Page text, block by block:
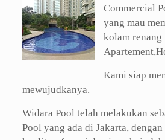
Commercial
yang mau
kolam
Kami siap
mewujudkanya.
Widara Pool telah melakukan
Pool yang ada di Jakarta,